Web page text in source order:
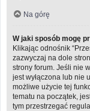
Na górę
W jaki sposób mogę
Klikając odnośnik
zazwyczaj na dole
strony forum. Jeśli nie
jest wyłączona lub nie
możliwe użycie tej
tematu na początek,
tym przestrzegać